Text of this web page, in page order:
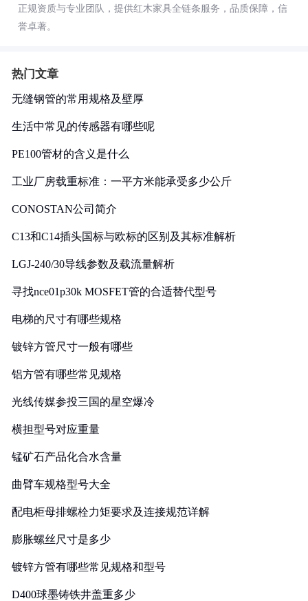
正规资质与专业团队，提供红木家具全链条服务，品质保障，信
誉卓著。
热门文章
无缝钢管的常用规格及壁厚
生活中常见的传感器有哪些呢
PE100管材的含义是什么
工业厂房载重标准：一平方米能承受多少公斤
CONOSTAN公司简介
C13和C14插头国标与欧标的区别及其标准解析
LGJ-240/30导线参数及载流量解析
寻找nce01p30k MOSFET管的合适替代型号
电梯的尺寸有哪些规格
镀锌方管尺寸一般有哪些
铝方管有哪些常见规格
光线传媒参投三国的星空爆冷
横担型号对应重量
锰矿石产品化合水含量
曲臂车规格型号大全
配电柜母排螺栓力矩要求及连接规范详解
膨胀螺丝尺寸是多少
镀锌方管有哪些常见规格和型号
D400球墨铸铁井盖重多少